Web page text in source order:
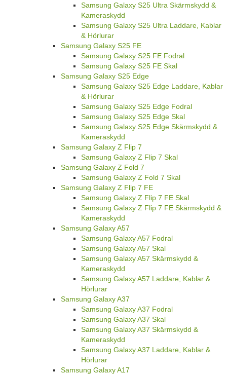
Samsung Galaxy S25 Ultra Skärmskydd &
Kameraskydd
Samsung Galaxy S25 Ultra Laddare, Kablar
& Hörlurar
Samsung Galaxy S25 FE
Samsung Galaxy S25 FE Fodral
Samsung Galaxy S25 FE Skal
Samsung Galaxy S25 Edge
Samsung Galaxy S25 Edge Laddare, Kablar
& Hörlurar
Samsung Galaxy S25 Edge Fodral
Samsung Galaxy S25 Edge Skal
Samsung Galaxy S25 Edge Skärmskydd &
Kameraskydd
Samsung Galaxy Z Flip 7
Samsung Galaxy Z Flip 7 Skal
Samsung Galaxy Z Fold 7
Samsung Galaxy Z Fold 7 Skal
Samsung Galaxy Z Flip 7 FE
Samsung Galaxy Z Flip 7 FE Skal
Samsung Galaxy Z Flip 7 FE Skärmskydd &
Kameraskydd
Samsung Galaxy A57
Samsung Galaxy A57 Fodral
Samsung Galaxy A57 Skal
Samsung Galaxy A57 Skärmskydd &
Kameraskydd
Samsung Galaxy A57 Laddare, Kablar &
Hörlurar
Samsung Galaxy A37
Samsung Galaxy A37 Fodral
Samsung Galaxy A37 Skal
Samsung Galaxy A37 Skärmskydd &
Kameraskydd
Samsung Galaxy A37 Laddare, Kablar &
Hörlurar
Samsung Galaxy A17